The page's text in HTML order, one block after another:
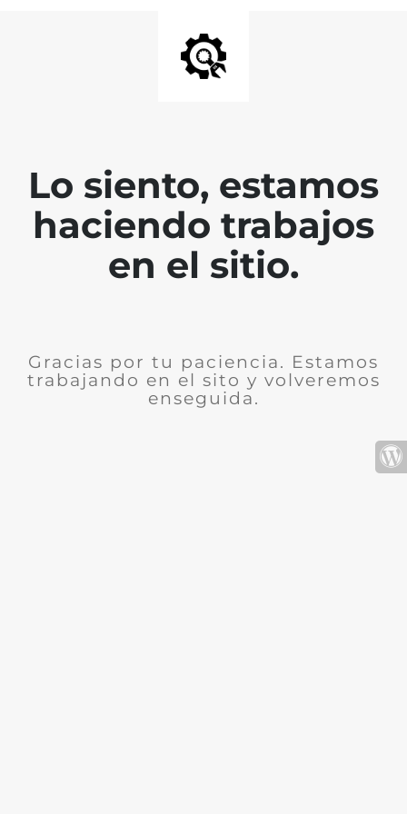
Lo siento, estamos
haciendo trabajos
en el sitio.
Gracias por tu paciencia. Estamos
trabajando en el sito y volveremos
enseguida.